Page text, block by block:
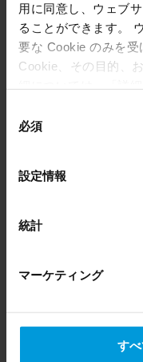
用に同意し、ウェブ
ることができます。
要な Cookie のみを受
Cookie、その目的、
いつでも同意を撤回で
agreements and
providers’ European
that, from an EU
), for US owned
the US, as they may
transfers your
必須
設定情報
統計
マーケティング
す
すべてのMilestone製
フォームのアプロー
HALO Smart
ARCULESをカス
VMS全体の一元
LEARN MORE